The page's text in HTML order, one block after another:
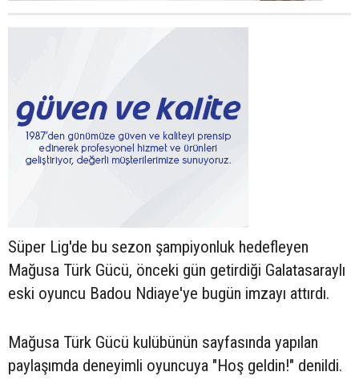
Süper Lig'de bu sezon şampiyonluk hedefleyen
Mağusa Türk Gücü, önceki gün getirdiği Galatasaraylı
eski oyuncu Badou Ndiaye'ye bugün imzayı attırdı.
Mağusa Türk Gücü kulübünün sayfasında yapılan
paylaşımda deneyimli oyuncuya "Hoş geldin!" denildi.